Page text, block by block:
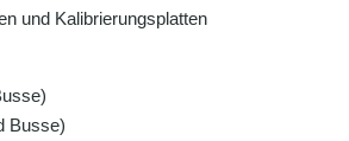
und Kalibrierungsplatten
Busse)